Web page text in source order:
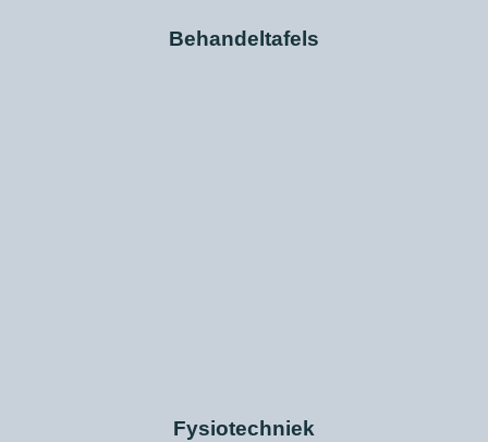
Behandeltafels
Fysiotechniek